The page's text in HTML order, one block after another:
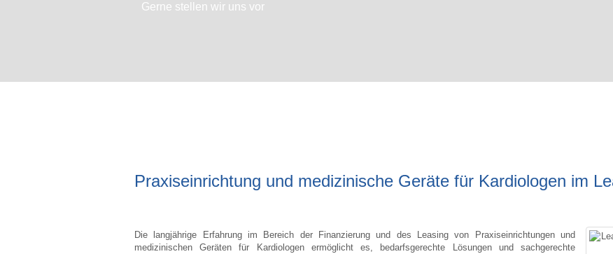
Gerne stellen wir uns vor
Praxiseinrichtung und medizinische Geräte für Kardiologen im
Die langjährige Erfahrung im Bereich der Finanzierung und des Leasing von Praxiseinrichtungen und
medizinischen Geräten für Kardiologen ermöglicht es, bedarfsgerechte Lösungen und sachgerechte